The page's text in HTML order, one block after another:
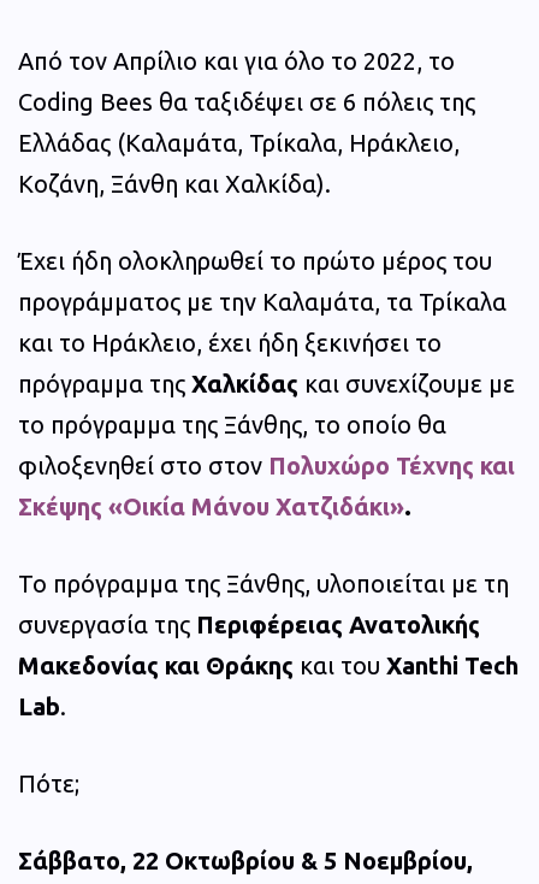
Από τον Απρίλιο και για όλο το 2022, το
Coding Bees θα ταξιδέψει σε 6 πόλεις της
Ελλάδας (Καλαμάτα, Τρίκαλα, Ηράκλειο,
Κοζάνη, Ξάνθη και Χαλκίδα).
Έχει ήδη ολοκληρωθεί το πρώτο μέρος του
προγράμματος με την Καλαμάτα, τα Τρίκαλα
και το Ηράκλειο, έχει ήδη ξεκινήσει το
πρόγραμμα της Χαλκίδας και συνεχίζουμε με
το πρόγραμμα της Ξάνθης, το οποίο θα
φιλοξενηθεί στο στον Πολυχώρο Τέχνης και
Σκέψης «Οικία Μάνου Χατζιδάκι».
Το πρόγραμμα της Ξάνθης, υλοποιείται με τη
συνεργασία της Περιφέρειας Ανατολικής
Μακεδονίας και Θράκης και του Xanthi Tech
Lab.
Πότε;
Σάββατο, 22 Οκτωβρίου & 5 Νοεμβρίου,